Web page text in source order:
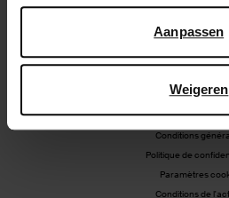
Aanpassen
Weigeren
Instagram Tiktok
Conditions
Politique de
Paramètres
Conditions de